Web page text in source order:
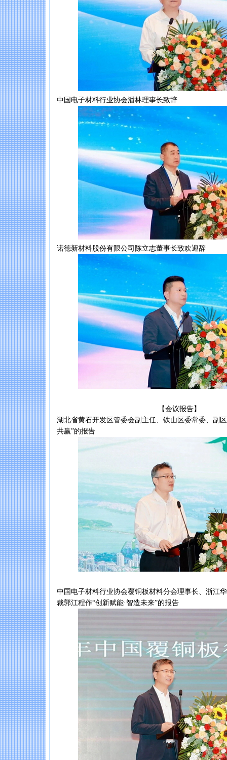
中国电子材料行业协会潘林理事长致辞
诺德新材料股份有限公司陈立志董事长致欢迎辞
【会议报告】
湖北省黄石开发区管委会副主任、铁山区委常委、副
共赢”的报告
中国电子材料行业协会覆铜板材料分会理事长、浙江
裁郭江程作“创新赋能·智造未来”的报告